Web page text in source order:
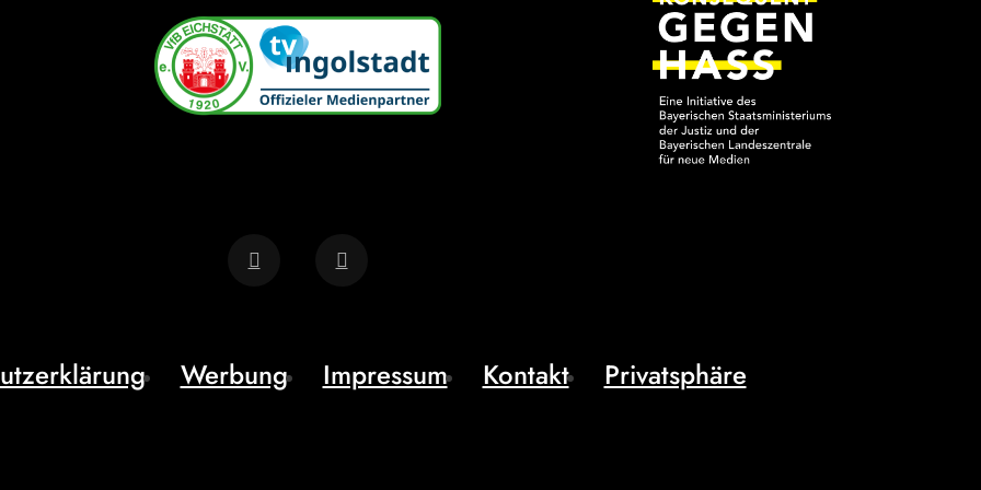
Werbung Impressum Kontakt Privatsphäre